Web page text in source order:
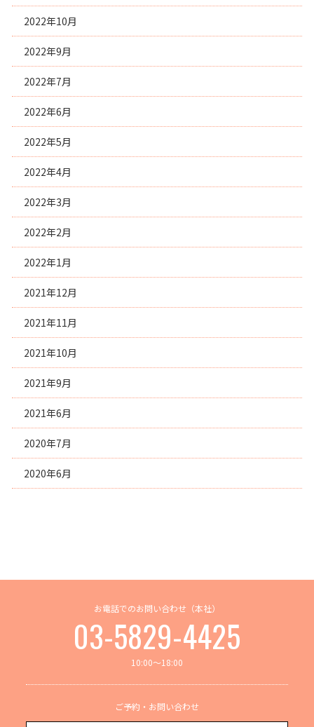
2022年10月
2022年9月
2022年7月
2022年6月
2022年5月
2022年4月
2022年3月
2022年2月
2022年1月
2021年12月
2021年11月
2021年10月
2021年9月
2021年6月
2020年7月
2020年6月
お電話でのお問い合わせ（本社）
03-5829-4425
10:00～18:00
ご予約・お問い合わせ